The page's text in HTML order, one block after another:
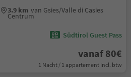
3.9 km van Gsies/Valle di Casies
Centrum
Südtirol Guest Pass
vanaf 80€
1 Nacht / 1 appartement Incl. btw